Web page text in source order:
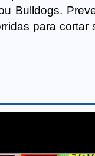
Bulldogs.
para cortar